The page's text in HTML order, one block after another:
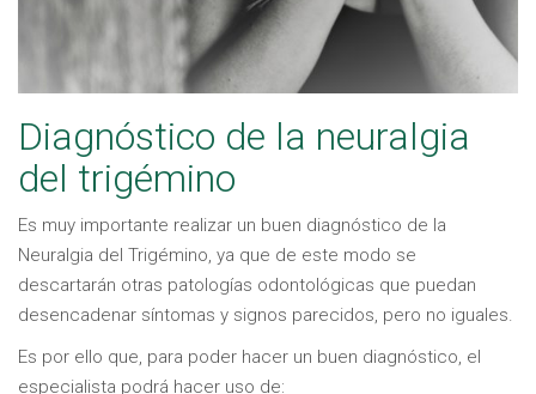
Diagnóstico de la neuralgia
del trigémino
Es muy importante realizar un buen diagnóstico de la
Neuralgia del Trigémino, ya que de este modo se
descartarán otras patologías odontológicas que puedan
desencadenar síntomas y signos parecidos, pero no iguales.
Es por ello que, para poder hacer un buen diagnóstico, el
especialista podrá hacer uso de: